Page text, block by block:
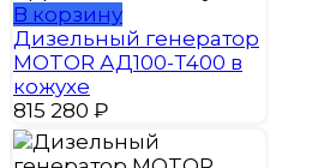
В корзину
Дизельный генератор
MOTOR АД100-Т400 в
кожухе
815 280 ₽